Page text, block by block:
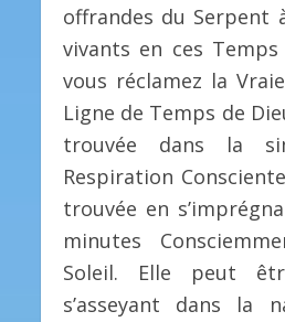
offrandes du Serpent
vivants en ces Temps
vous réclamez la
Ligne de Temps de
trouvée dans la
Respiration
trouvée en
minutes
Soleil. Elle peut
s’asseyant dans la